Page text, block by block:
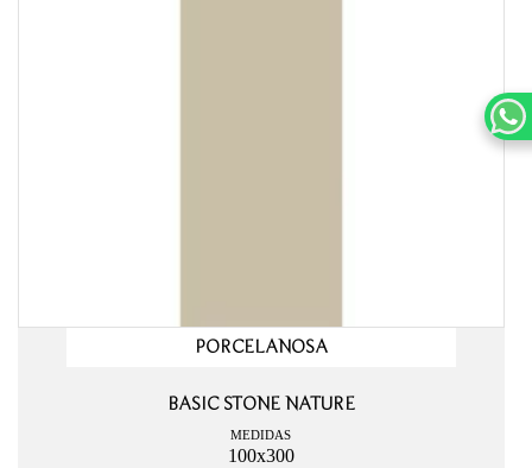
PORCELANOSA
BASIC STONE NATURE
MEDIDAS
100x300